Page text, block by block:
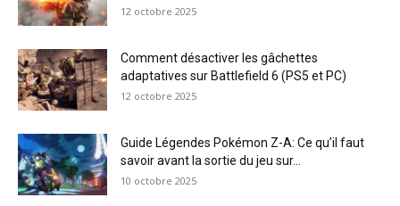
12 octobre 2025
Comment désactiver les gâchettes
adaptatives sur Battlefield 6 (PS5 et PC)
12 octobre 2025
Guide Légendes Pokémon Z-A: Ce qu’il faut
savoir avant la sortie du jeu sur...
10 octobre 2025